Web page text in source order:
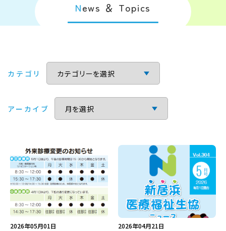
News ＆ Topics
カテゴリ
アーカイブ
2026年05月01日 2026年04月21日